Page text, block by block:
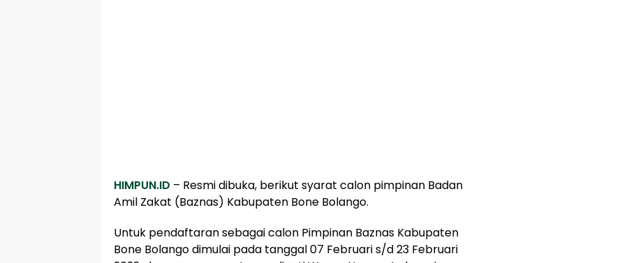
HIMPUN.ID – Resmi dibuka, berikut syarat calon pimpinan Badan
Amil Zakat (Baznas) Kabupaten Bone Bolango.
Untuk pendaftaran sebagai calon Pimpinan Baznas Kabupaten
Bone Bolango dimulai pada tanggal 07 Februari s/d 23 Februari